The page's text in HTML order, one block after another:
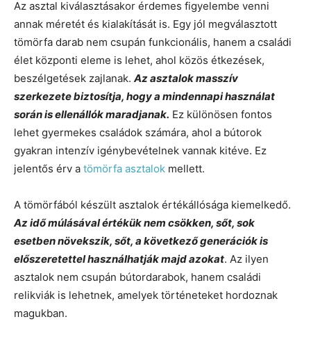
Az asztal kiválasztásakor érdemes figyelembe venni
annak méretét és kialakítását is. Egy jól megválasztott
tömörfa darab nem csupán funkcionális, hanem a családi
élet központi eleme is lehet, ahol közös étkezések,
beszélgetések zajlanak. Az asztalok masszív
szerkezete biztosítja, hogy a mindennapi használat
során is ellenállók maradjanak. Ez különösen fontos
lehet gyermekes családok számára, ahol a bútorok
gyakran intenzív igénybevételnek vannak kitéve. Ez
jelentős érv a tömörfa asztalok mellett.
A tömörfából készült asztalok értékállósága kiemelkedő.
Az idő múlásával értékük nem csökken, sőt, sok
esetben növekszik, sőt, a következő generációk is
előszeretettel használhatják majd azokat. Az ilyen
asztalok nem csupán bútordarabok, hanem családi
relikviák is lehetnek, amelyek történeteket hordoznak
magukban.